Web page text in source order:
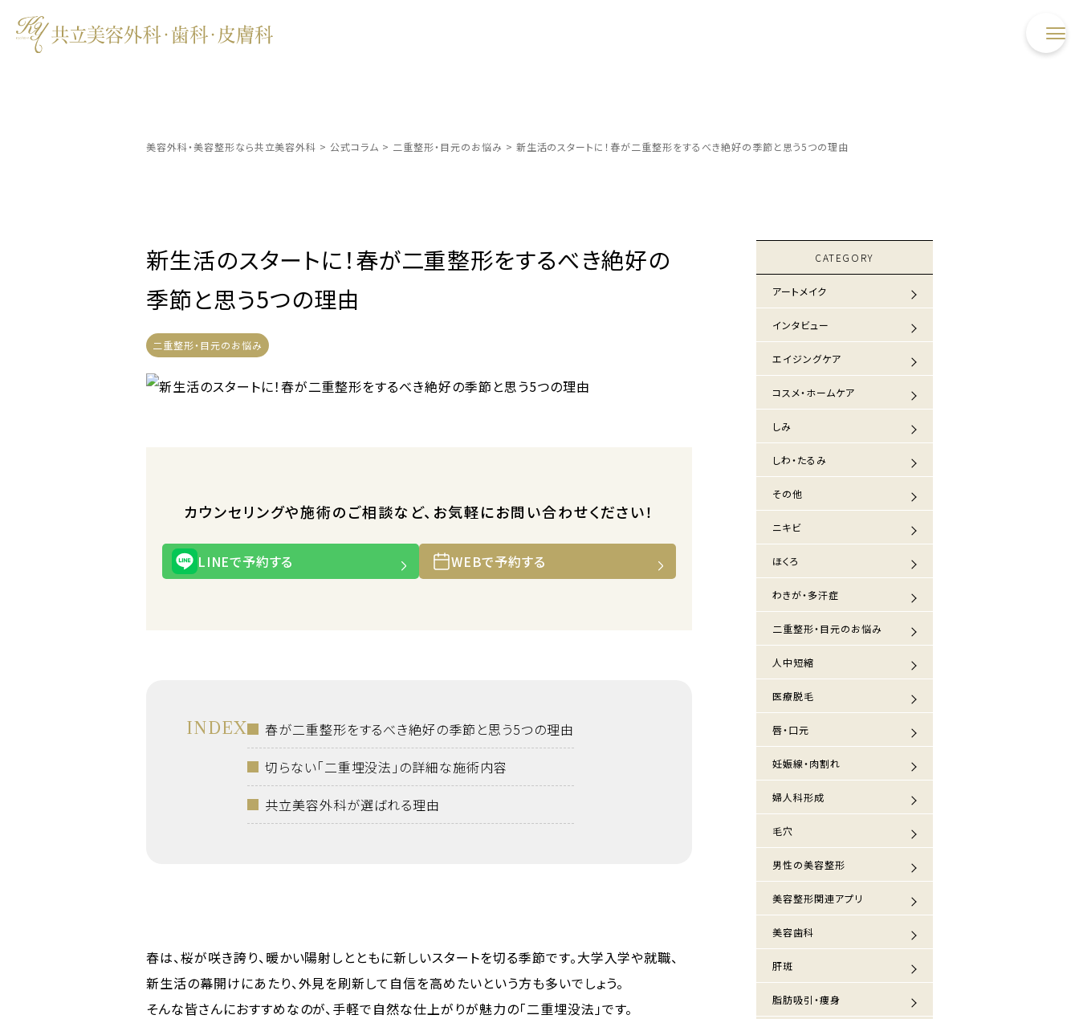
美容外科・美容整形なら共立美容外科 > 公式コラム > 二重整形・目元のお悩み > 新生活のスタートに！春が二重整形をするべき絶好の季節と思う5つの理由
新生活のスタートに！春が二重整形をするべき絶好の
季節と思う5つの理由
二重整形・目元のお悩み
カウンセリングや施術のご相談など、お気軽にお問い合わせください！
LINEで予約する WEBで予約する
INDEX
春が二重整形をするべき絶好の季節と思う5つの理由
切らない「二重埋没法」の詳細な施術内容
共立美容外科が選ばれる理由
春は、桜が咲き誇り、暖かい陽射しとともに新しいスタートを切る季節です。大学入学や就職、
新生活の幕開けにあたり、外見を刷新して自信を高めたいという方も多いでしょう。
そんな皆さんにおすすめなのが、手軽で自然な仕上がりが魅力の「二重埋没法」です。
CATEGORY
アートメイク
インタビュー
エイジングケア
コスメ・ホームケア
しみ
しわ・たるみ
その他
ニキビ
ほくろ
わきが・多汗症
二重整形・目元のお悩み
人中短縮
医療脱毛
唇・口元
妊娠線・肉割れ
婦人科形成
毛穴
男性の美容整形
美容整形関連アプリ
美容歯科
肝斑
脂肪吸引・痩身